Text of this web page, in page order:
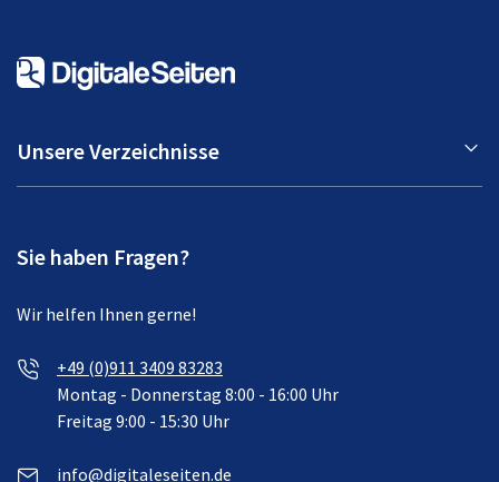
Unsere Verzeichnisse
Sie haben Fragen?
Wir helfen Ihnen gerne!
+49 (0)911 3409 83283
Montag - Donnerstag 8:00 - 16:00 Uhr
Freitag 9:00 - 15:30 Uhr
info@digitaleseiten.de